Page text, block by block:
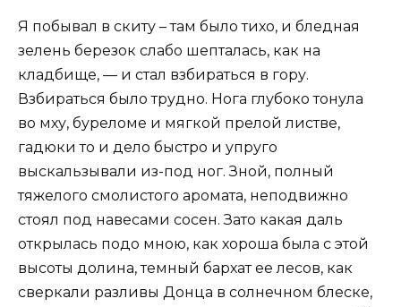
Я побывал в скиту – там было тихо, и бледная
зелень березок слабо шепталась, как на
кладбище, — и стал взбираться в гору.
Взбираться было трудно. Нога глубоко тонула
во мху, буреломе и мягкой прелой листве,
гадюки то и дело быстро и упруго
выскальзывали из-под ног. Зной, полный
тяжелого смолистого аромата, неподвижно
стоял под навесами сосен. Зато какая даль
открылась подо мною, как хороша была с этой
высоты долина, темный бархат ее лесов, как
сверкали разливы Донца в солнечном блеске,